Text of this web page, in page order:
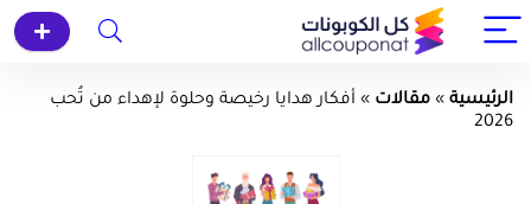
الرئيسية » مقالات » أفكار هدايا رخيصة وحلوة لإهداء من تُحب
2026